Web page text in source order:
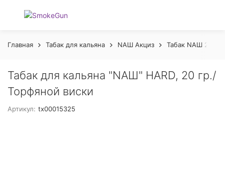
Главная Табак для кальяна NАШ Акциз Табак NАШ 20гр
Табак для кальяна "NAШ" HARD, 20 гр./
Торфяной виски
Артикул: tx00015325